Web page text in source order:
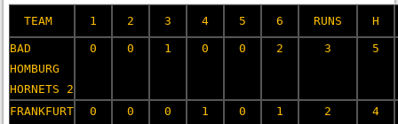
TEAM 1 2 3 4 5 6 RUNS H
BAD
HOMBURG
HORNETS 2
0 0 1 0 0 2 3 5
FRANKFURT
0 0 0 1 0 1 2 4